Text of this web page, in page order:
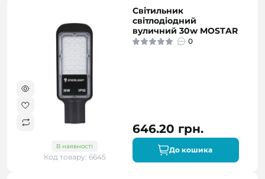
В наявності
Код товару: 6645
Світильник
світлодіодний
вуличний 30w MOSTAR
0
646.20 грн.
До кошика